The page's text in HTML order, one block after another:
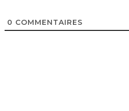
0 COMMENTAIRES